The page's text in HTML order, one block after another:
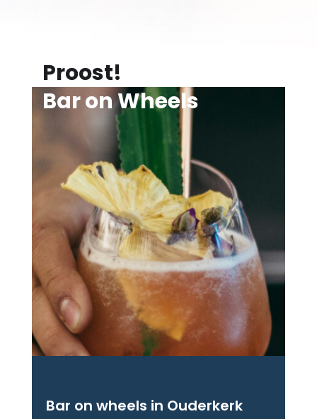
Proost!
Bar on Wheels
Bar on wheels in Ouderkerk